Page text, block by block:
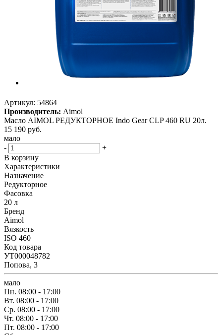
Артикул: 54864
Производитель: Aimol
Масло AIMOL РЕДУКТОРНОЕ Indo Gear CLP 460 RU 20л.
15 190 руб.
мало
-
+
В корзину
Характеристики
Назначение
Редукторное
Фасовка
20 л
Бренд
Aimol
Вязкость
ISO 460
Код товара
УТ000048782
Попова, 3
мало
Пн. 08:00 - 17:00
Вт. 08:00 - 17:00
Ср. 08:00 - 17:00
Чт. 08:00 - 17:00
Пт. 08:00 - 17:00